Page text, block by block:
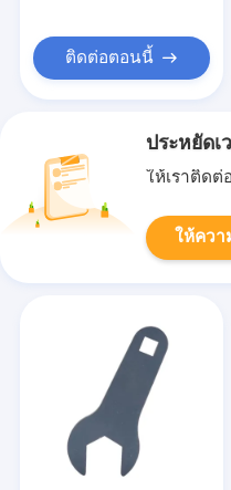
ติดต่อตอนนี้
ประหยัด
ให้เราติด
ให้คว